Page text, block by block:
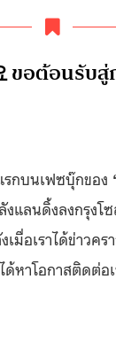
ขอต้อนรับสู่
กบนเฟซบุ๊กของ
งแลนดิ้งลงกรุงโ
มื่อเราได้ข่าวคร
ด้หาโอกาสติดต่